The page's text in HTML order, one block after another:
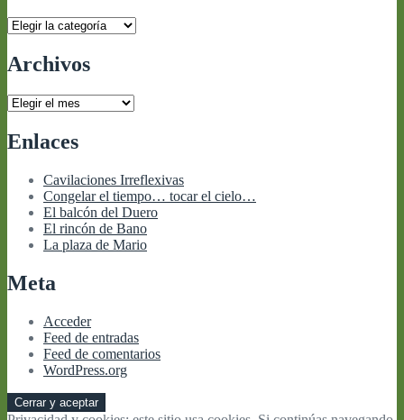
Categorías
Archivos
Archivos
Enlaces
Cavilaciones Irreflexivas
Congelar el tiempo… tocar el cielo…
El balcón del Duero
El rincón de Bano
La plaza de Mario
Meta
Acceder
Feed de entradas
Feed de comentarios
WordPress.org